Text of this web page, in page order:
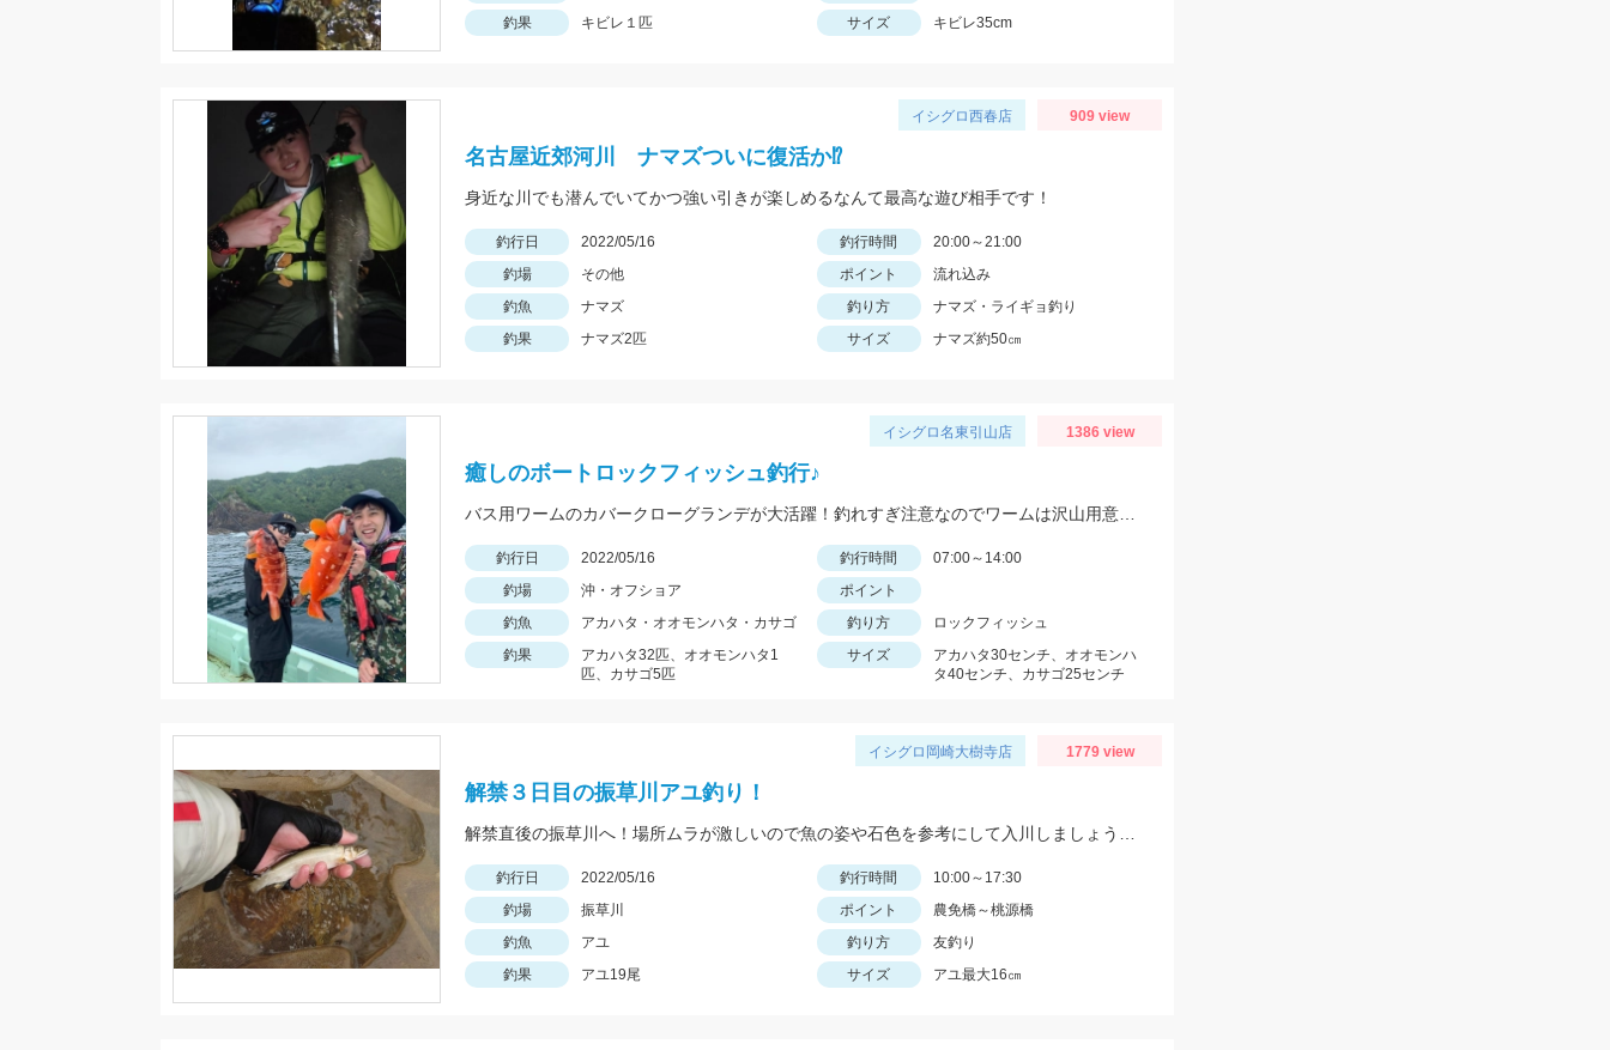
釣果
キビレ１匹 サイズ キビレ35cm
イシグロ西春店 909 view
名古屋近郊河川 ナマズついに復活か⁉
身近な川でも潜んでいてかつ強い引きが楽しめるなんて最高な遊び相手です！
釣行日 2022/05/16 釣行時間
20:00～21:00
釣場
その他 ポイント
流れ込み
釣魚
ナマズ 釣り方
ナマズ・ライギョ釣り
釣果
ナマズ2匹 サイズ ナマズ約50㎝
イシグロ名東引山店 1386 view
癒しのボートロックフィッシュ釣行♪
釣行日 2022/05/16 釣行時間
07:00～14:00
釣場
沖・オフショア
ポイント
釣魚
アカハタ・オオモンハタ・カサゴ 釣り方
ロックフィッシュ
釣果
アカハタ32匹、オオモンハタ1
匹、カサゴ5匹
サイズ
アカハタ30センチ、オオモンハ
タ40センチ、カサゴ25センチ
イシグロ岡崎大樹寺店 1779 view
解禁３日目の振草川アユ釣り！
釣行日 2022/05/16 釣行時間
10:00～17:30
釣場
振草川 ポイント
農免橋～桃源橋
釣魚
アユ 釣り方
友釣り
釣果
アユ19尾 サイズ アユ最大16㎝